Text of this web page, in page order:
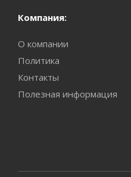
Компания:
О компании
Политика
Контакты
Полезная информация